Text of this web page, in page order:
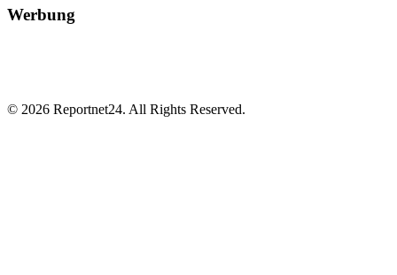
Werbung
© 2026 Reportnet24. All Rights Reserved.